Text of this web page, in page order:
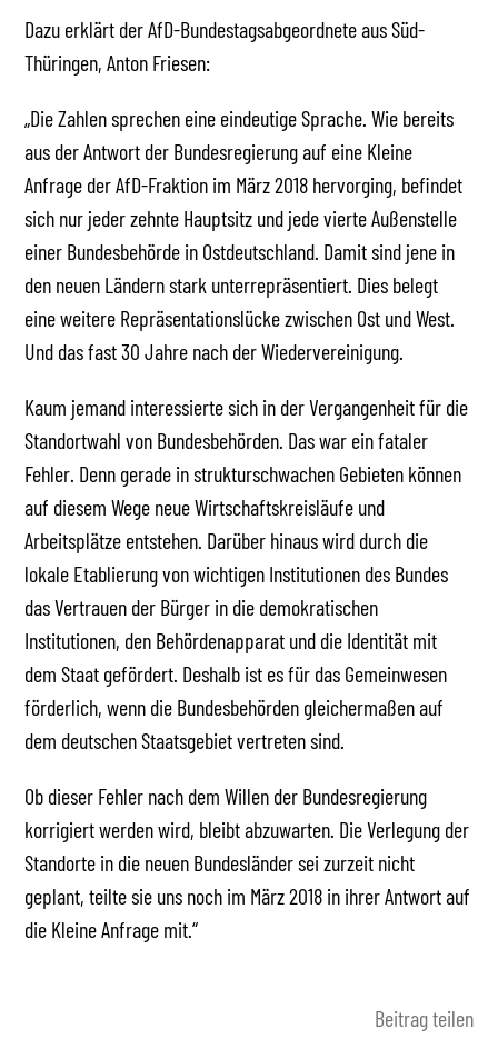
Dazu erklärt der AfD-Bundestagsabgeordnete aus Süd-
Thüringen, Anton Friesen:
„Die Zahlen sprechen eine eindeutige Sprache. Wie bereits
aus der Antwort der Bundesregierung auf eine Kleine
Anfrage der AfD-Fraktion im März 2018 hervorging, befindet
sich nur jeder zehnte Hauptsitz und jede vierte Außenstelle
einer Bundesbehörde in Ostdeutschland. Damit sind jene in
den neuen Ländern stark unterrepräsentiert. Dies belegt
eine weitere Repräsentationslücke zwischen Ost und West.
Und das fast 30 Jahre nach der Wiedervereinigung.
Kaum jemand interessierte sich in der Vergangenheit für die
Standortwahl von Bundesbehörden. Das war ein fataler
Fehler. Denn gerade in strukturschwachen Gebieten können
auf diesem Wege neue Wirtschaftskreisläufe und
Arbeitsplätze entstehen. Darüber hinaus wird durch die
lokale Etablierung von wichtigen Institutionen des Bundes
das Vertrauen der Bürger in die demokratischen
Institutionen, den Behördenapparat und die Identität mit
dem Staat gefördert. Deshalb ist es für das Gemeinwesen
förderlich, wenn die Bundesbehörden gleichermaßen auf
dem deutschen Staatsgebiet vertreten sind.
Ob dieser Fehler nach dem Willen der Bundesregierung
korrigiert werden wird, bleibt abzuwarten. Die Verlegung der
Standorte in die neuen Bundesländer sei zurzeit nicht
geplant, teilte sie uns noch im März 2018 in ihrer Antwort auf
die Kleine Anfrage mit.“
Beitrag teilen